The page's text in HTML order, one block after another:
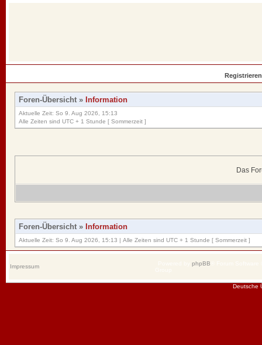
Registrieren
Foren-Übersicht » Information
Aktuelle Zeit: So 9. Aug 2026, 15:13
Alle Zeiten sind UTC + 1 Stunde [ Sommerzeit ]
Das
Foren-Übersicht » Information
Aktuelle Zeit: So 9. Aug 2026, 15:13 | Alle Zeiten sind UTC + 1 Stunde [ Sommerzeit ]
Impressum phpBB
Deutsche